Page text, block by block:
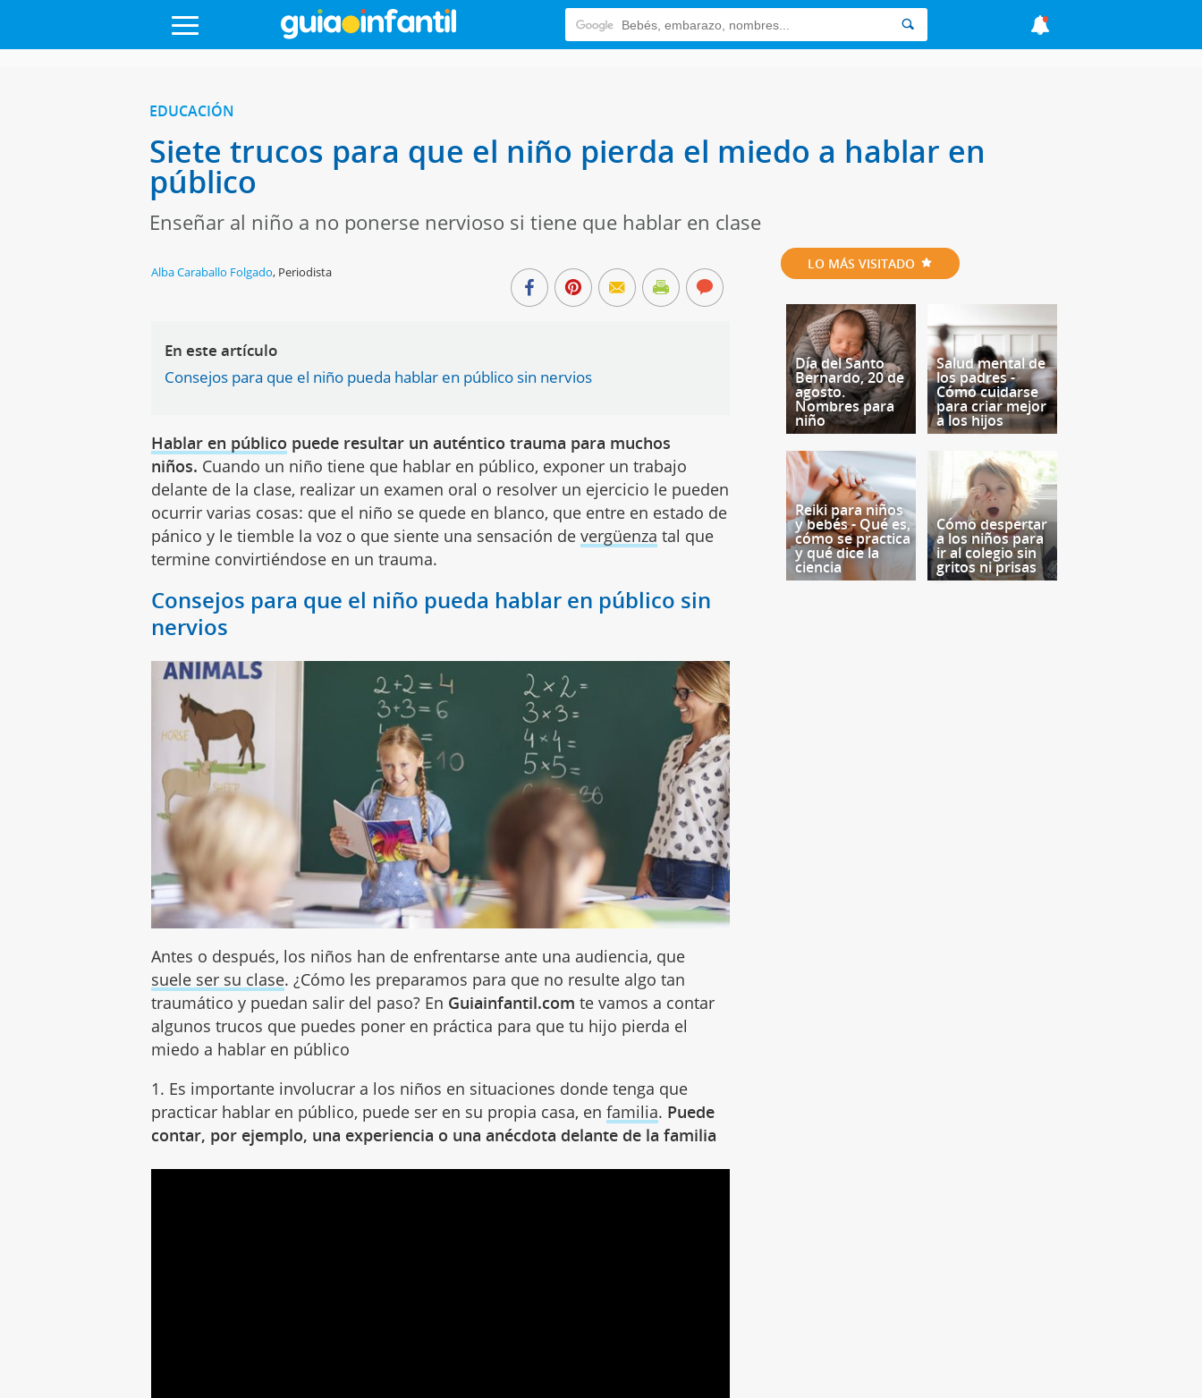
EDUCACIÓN
Siete trucos para que el niño pierda el miedo a hablar en
público
Enseñar al niño a no ponerse nervioso si tiene que hablar en clase
Alba Caraballo Folgado, Periodista
En este artículo
Consejos para que el niño pueda hablar en público sin nervios
Hablar en público puede resultar un auténtico trauma para muchos
niños. Cuando un niño tiene que hablar en público, exponer un trabajo
delante de la clase, realizar un examen oral o resolver un ejercicio le pueden
ocurrir varias cosas: que el niño se quede en blanco, que entre en estado de
pánico y le tiemble la voz o que siente una sensación devergüenza tal que
termine convirtiéndose en un trauma.
Consejos para que el niño pueda hablar en público sin
nervios
Antes o después, los niños han de enfrentarse ante una audiencia, que
suele ser su clase. ¿Cómo les preparamos para que no resulte algo tan
traumático y puedan salir del paso? En Guiainfantil.com te vamos a contar
algunos trucos que puedes poner en práctica para que tu hijo pierda el
miedo a hablar en público
1. Es importante involucrar a los niños en situaciones donde tenga que
practicar hablar en público, puede ser en su propia casa, enfamilia. Puede
contar, por ejemplo, una experiencia o una anécdota delante de la familia
LO MÁS VISITADO
Día del Santo
Bernardo, 20 de
agosto.
Nombres para
niño
Salud mental de
los padres -
Cómo cuidarse
para criar mejor
a los hijos
Reiki para niños
y bebés - Qué es,
cómo se practica
y qué dice la
ciencia
Cómo despertar
a los niños para
ir al colegio sin
gritos ni prisas